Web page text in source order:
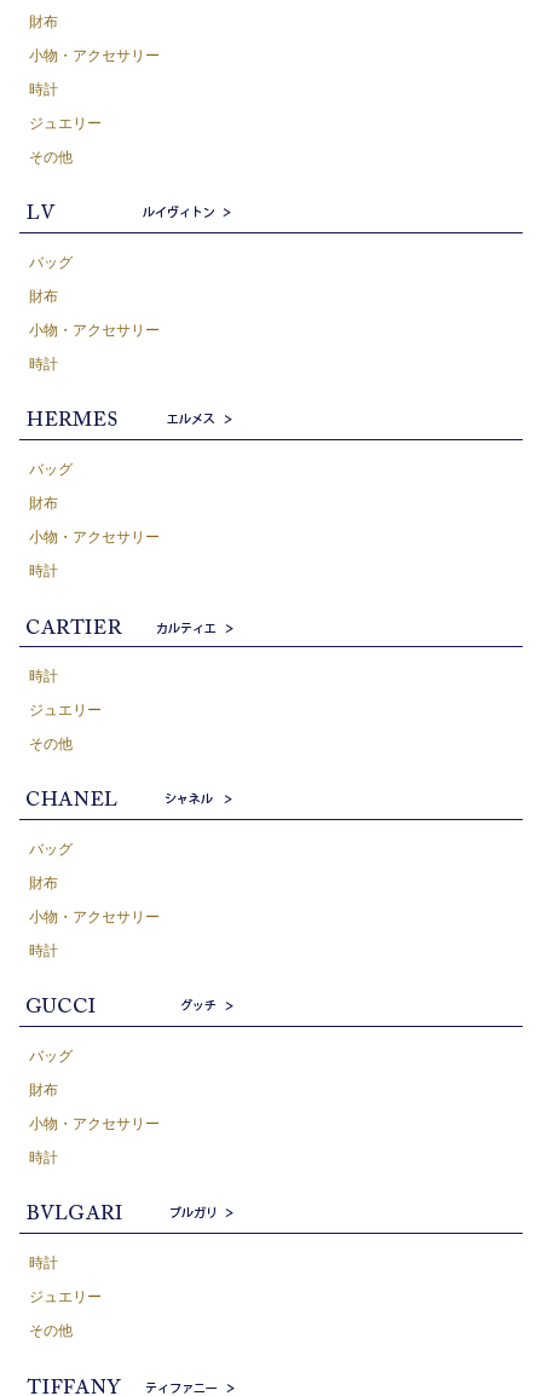
財布
小物・アクセサリー
時計
ジュエリー
その他
バッグ
財布
小物・アクセサリー
時計
バッグ
財布
小物・アクセサリー
時計
時計
ジュエリー
その他
バッグ
財布
小物・アクセサリー
時計
バッグ
財布
小物・アクセサリー
時計
時計
ジュエリー
その他